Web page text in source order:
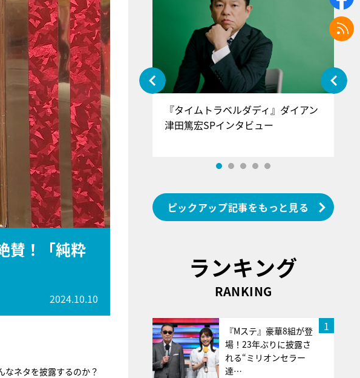
賛！「純粋
2024.10.10
ネタを披露するのか？
イ＝ラブ！げーみんぐ』＝LOV
藤樹愛羅＆佐々木舞香SPインタ
『タイムトラベルダディ』ダイアン
津田篤宏SPインタビュー
ピックアップ記事をもっと見る
ランキング
RANKING
1
『Mステ』豪華8組が登
場！23年ぶりに披露さ
れる“ミリオンセラー
達…